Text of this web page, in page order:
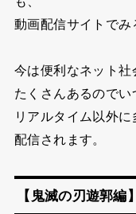
動画配信サイトでみ
今は便利なネット
たくさんあるのでい
リアルタイム以外
配信されます。
【鬼滅の刃遊郭編